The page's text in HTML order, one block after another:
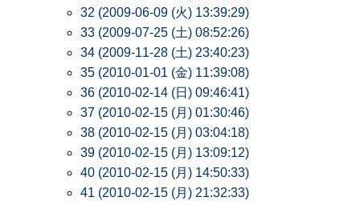
32 (2009-06-09 (火) 13:39:29)
33 (2009-07-25 (土) 08:52:26)
34 (2009-11-28 (土) 23:40:23)
35 (2010-01-01 (金) 11:39:08)
36 (2010-02-14 (日) 09:46:41)
37 (2010-02-15 (月) 01:30:46)
38 (2010-02-15 (月) 03:04:18)
39 (2010-02-15 (月) 13:09:12)
40 (2010-02-15 (月) 14:50:33)
41 (2010-02-15 (月) 21:32:33)